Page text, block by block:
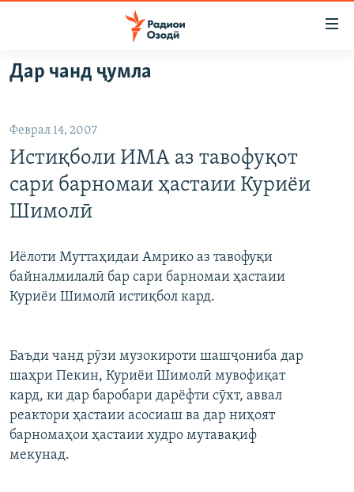
Ҷаҳиш
ба
аслӣ
Ҷаҳиш
ба
феҳристи
аслӣ
Ҷаҳиш
ҷустор
ГӮШАҲО
ҚАЗИЯИ "КРОКУС"
ФАРҲАНГ
МЕҲМОНИ ОЗОДӢ
РӮЗГОРИ МУҲОҶИР
САЛОМ, ХОҲАР
ТАҲҚИҚОТ
НАЗАРИ МАРДУМ
БЛОГИСТОН
ЧАНДРАСОНАӢ
ГУЗОРИШҲОИ РАДИОӢ
Русский
ПАЙГИРӢ КУНЕД
Дар чанд ҷумла
Феврал 14, 2007
Истиқболи ИМА аз тавофуқот
сари барномаи ҳастаии Куриёи
Шимолӣ
Иёлоти Муттаҳидаи Амрико аз тавофуқи
байналмилалӣ бар сари барномаи ҳастаии
Куриёи Шимолӣ истиқбол кард.
Баъди чанд рӯзи музокироти шашҷониба дар
шаҳри Пекин, Куриёи Шимолӣ мувофиқат
кард, ки дар баробари дарёфти сӯхт, аввал
реактори ҳастаии асосиаш ва дар ниҳоят
барномаҳои ҳастаии худро мутавақиф
мекунад.